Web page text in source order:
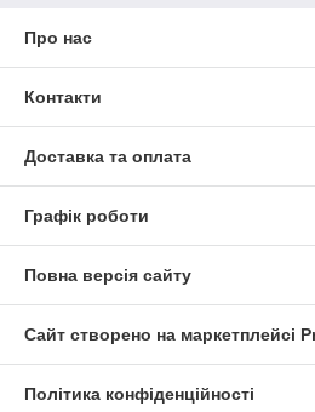
Про нас
Контакти
Доставка та оплата
Графік роботи
Повна версія сайту
Сайт створено на маркетплейсі
Політика конфіденційності